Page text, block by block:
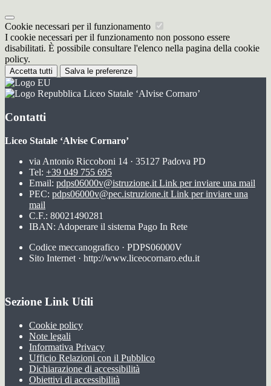
Cookie necessari per il funzionamento
I cookie necessari per il funzionamento non possono essere
disabilitati. È possibile consultare l'elenco nella pagina della cookie
policy.
Accetta tutti Salva le preferenze
Liceo Statale ‘Alvise Cornaro’
Contatti
Liceo Statale ‘Alvise Cornaro’
via Antonio Riccoboni 14 · 35127 Padova PD
Tel: +39 049 755 695
Email: pdps06000v@istruzione.it Link per inviare una mail
PEC: pdps06000v@pec.istruzione.it Link per inviare una
mail
C.F.: 80021490281
IBAN: Adoperare il sistema Pago In Rete
Codice meccanografico · PDPS06000V
Sito Internet · http://www.liceocornaro.edu.it
Sezione Link Utili
Cookie policy
Note legali
Informativa Privacy
Ufficio Relazioni con il Pubblico
Dichiarazione di accessibilità
Obiettivi di accessibilità